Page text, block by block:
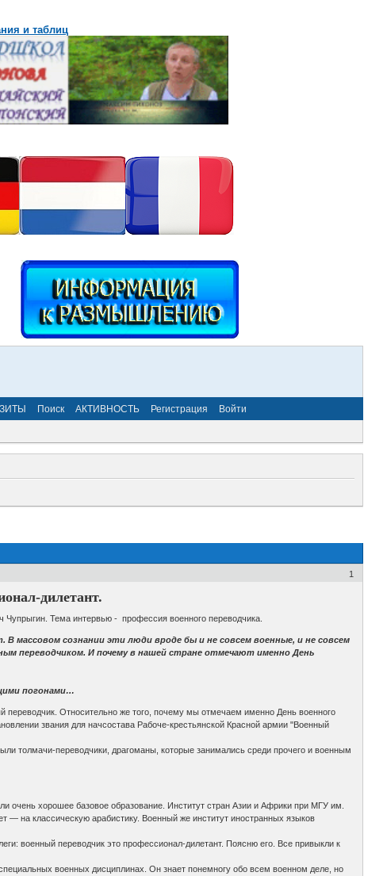
и таблиц
Поиск АКТИВНОСТЬ Регистрация Войти
1
дилетант.
Тема интервью - профессия военного переводчика.
массовом сознании эти люди вроде бы и не совсем военные, и не совсем
переводчиком. И почему в нашей стране отмечают именно День
погонами…
Относительно же того, почему мы отмечаем именно День военного
звания для начсостава Рабоче-крестьянской Красной армии "Военный
толмачи-переводчики, драгоманы, которые занимались среди прочего и военным
хорошее базовое образование. Институт стран Азии и Африки при МГУ им.
— на классическую арабистику. Военный же институт иностранных языков
военный переводчик это профессионал-дилетант. Поясню его. Все привыкли к
военных дисциплинах. Он знает понемногу обо всем военном деле, но